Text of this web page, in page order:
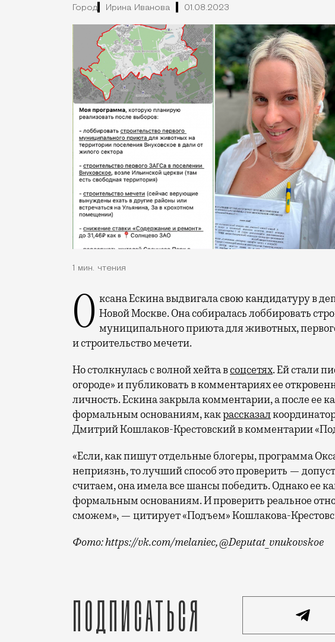
Город Ирина Иванова 01.08.2023
1 мин. чтения
Оксана Ескина выдвигала свою кандидатуру в депутаты поселения Внуковское в Новой Москве. Она собиралась лоббировать
муниципального приюта для животных,
и строительство мечети.
Но столкнулась с волной хейта всоцсетях. Ей стали
огороде» и публиковать в комментариях ее
личность. Ескина закрыла комментарии, а после ее
формальным основаниям, какрассказал
Дмитрий Кошлаков-Крестовский в комментарии
«Если, как пишут отдельные блогеры, программа
неприязнь, то лучший способ это проверить —
считаем, она имела все шансы победить. Однако ее
формальным основаниям. И проверить реальное
сможем», — цитирует «Подъем» Кошлакова-
Фото: https://vk.com/melaniec, @Deputat_vnukovskoe
Подписаться